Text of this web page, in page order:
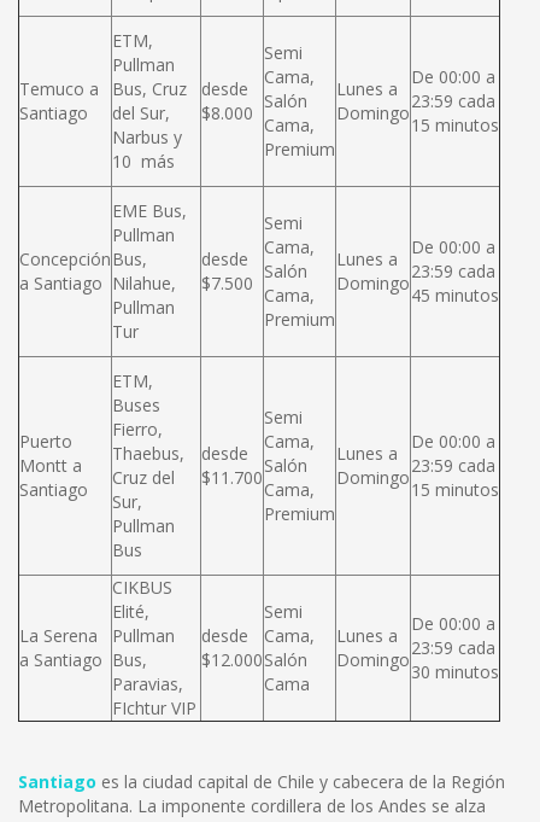
Temuco a
Santiago
ETM,
Pullman
Bus, Cruz
del Sur,
Narbus y
10 más
desde
$8.000
Semi
Cama,
Salón
Cama,
Premium
Lunes a
Domingo
De 00:00 a
23:59 cada
15 minutos
Concepción
a Santiago
EME Bus,
Pullman
Bus,
Nilahue,
Pullman
Tur
desde
$7.500
Semi
Cama,
Salón
Cama,
Premium
Lunes a
Domingo
De 00:00 a
23:59 cada
45 minutos
Puerto
Montt a
Santiago
ETM,
Buses
Fierro,
Thaebus,
Cruz del
Sur,
Pullman
Bus
desde
$11.700
Semi
Cama,
Salón
Cama,
Premium
Lunes a
Domingo
De 00:00 a
23:59 cada
15 minutos
La Serena
a Santiago
CIKBUS
Elité,
Pullman
Bus,
Paravias,
FIchtur VIP
desde
$12.000
Semi
Cama,
Salón
Cama
Lunes a
Domingo
De 00:00 a
23:59 cada
30 minutos
Santiago es la ciudad capital de Chile y cabecera de la Región
Metropolitana. La imponente cordillera de los Andes se alza